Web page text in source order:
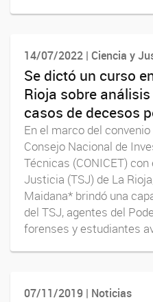
14/07/2022 | Ciencia y
Se dictó un curso
Rioja sobre
casos de decesos
En el marco del
Consejo Nacional de
Técnicas (CONICET)
Justicia (TSJ) de La
Maidana* brindó una
del TSJ, agentes del
forenses y estudiantes
07/11/2019 | Noticias